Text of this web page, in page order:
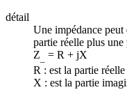
détail
Une impédance peut
partie réelle plus
Z
= R + jX
R : est la partie
X : est la partie